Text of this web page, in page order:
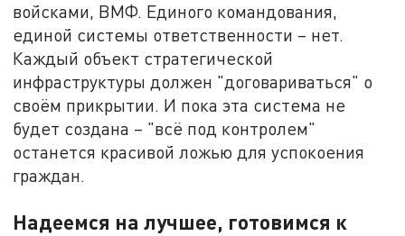
войсками, ВМФ. Единого командования,
единой системы ответственности – нет.
Каждый объект стратегической
инфраструктуры должен "договариваться" о
своём прикрытии. И пока эта система не
будет создана – "всё под контролем"
останется красивой ложью для успокоения
граждан.
Надеемся на лучшее, готовимся к